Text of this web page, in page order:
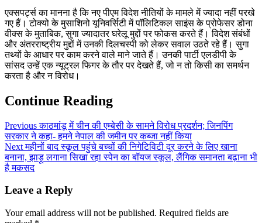
एक्सपर्ट्स का मानना है कि नए पीएम विदेश नीतियों के मामले में ज्यादा नहीं परखे
गए हैं। टोक्यो के मुसाशिनो यूनिवर्सिटी में पॉलिटिकल साइंस के प्रोफेसर डोना
वीक्स के मुताबिक, सुगा ज्यादातर घरेलू मुद्दों पर फोकस करते हैं। विदेश संबंधों
और अंतरराष्ट्रीय मुद्दों में उनकी दिलचस्पी को लेकर सवाल उठते रहे हैं। सुगा
तथ्यों के आधार पर काम करने वाले माने जाते हैं। उनकी पार्टी एलडीपी के
सांसद उन्हें एक न्यूट्रल फिगर के तौर पर देखते हैं, जो न तो किसी का समर्थन
करता है और न विरोध।
Continue Reading
Previousकाठमांडू में चीन की एम्बेसी के सामने विरोध प्रदर्शन; जिनपिंग
सरकार ने कहा- हमने नेपाल की जमीन पर कब्जा नहीं किया
Nextमहीनों बाद स्कूल पहुंचे बच्चों की निगेटिविटी दूर करने के लिए खाना
बनाना, झाड़ू लगाना सिखा रहा स्पेन का बॉयज स्कूल, लैंगिक समानता बढ़ाना भी
है मकसद
Leave a Reply
Your email address will not be published. Required fields are